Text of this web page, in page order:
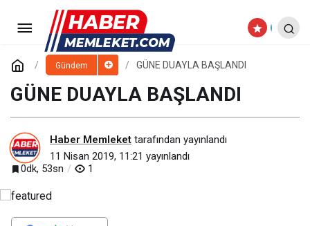
Gündem GÜNE DUAYLA BAŞLANDI
GÜNE DUAYLA BAŞLANDI
Haber Memleket tarafından yayınlandı
11 Nisan 2019, 11:21 yayınlandı
0dk, 53sn
1
KTO MESLEK KOMİTE
BAŞKANLARI TOPLANDI
Yorum Yap